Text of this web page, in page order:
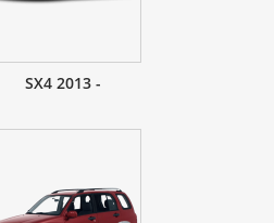
SX4 2013 -